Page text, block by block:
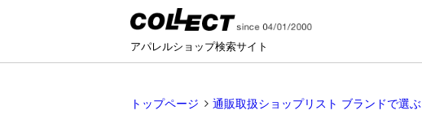
アパレルショップ検索サイト
トップページ 通販取扱ショップリスト ブランドで選ぶ